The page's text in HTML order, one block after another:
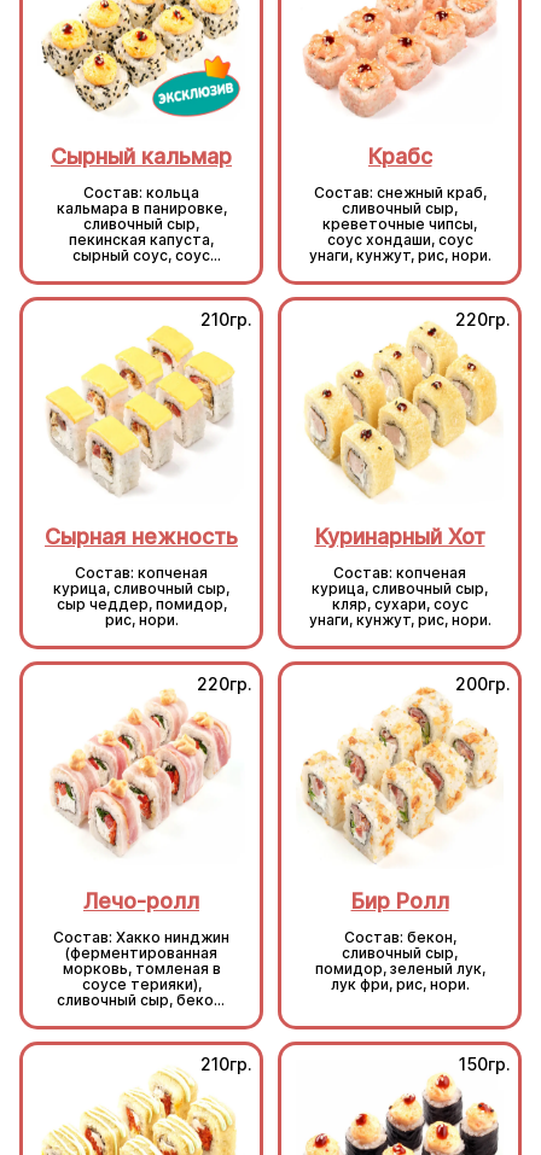
Сырный кальмар
Состав: кольца
кальмара в панировке,
сливочный сыр,
пекинская капуста,
сырный соус, соус
Крабс
Состав: снежный краб,
сливочный сыр,
креветочные чипсы,
соус хондаши, соус
унаги, кунжут, рис, нори.
210гр.
Сырная нежность
Состав: копченая
курица, сливочный сыр,
сыр чеддер, помидор,
рис, нори.
220гр.
Куринарный Хот
Состав: копченая
курица, сливочный сыр,
кляр, сухари, соус
унаги, кунжут, рис, нори.
220гр.
Лечо-ролл
Состав: Хакко нинджин
(ферментированная
морковь, томленая в
соусе терияки),
сливочный сыр, бекон,
зеленый лук, соус Том
Ям, рис, нори.
200гр.
Бир Ролл
Состав: бекон,
сливочный сыр,
помидор, зеленый лук,
лук фри, рис, нори.
210гр. 150гр.